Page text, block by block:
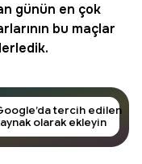
günün en çok
bu maçlar
tercih edilen
olarak ekleyin